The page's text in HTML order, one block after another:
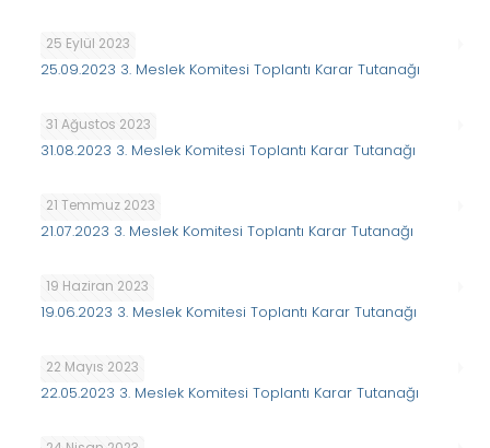
25 Eylül 2023
25.09.2023 3. Meslek Komitesi Toplantı Karar Tutanağı
31 Ağustos 2023
31.08.2023 3. Meslek Komitesi Toplantı Karar Tutanağı
21 Temmuz 2023
21.07.2023 3. Meslek Komitesi Toplantı Karar Tutanağı
19 Haziran 2023
19.06.2023 3. Meslek Komitesi Toplantı Karar Tutanağı
22 Mayıs 2023
22.05.2023 3. Meslek Komitesi Toplantı Karar Tutanağı